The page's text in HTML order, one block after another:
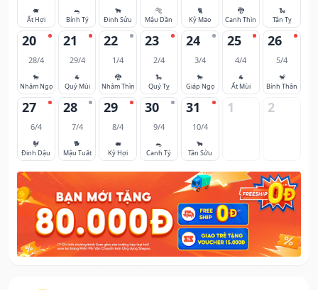
🐖
Ất Hợi
🐀
Bính Tý
🐂
Đinh Sửu
🐅
Mậu Dần
🐈
Kỷ Mão
🐉
Canh Thìn
🐍
Tân Tỵ
20
28/4
🐎
Nhâm Ngọ
21
29/4
🐐
Quý Mùi
22
1/4
🐉
Nhâm Thìn
23
2/4
🐍
Quý Tỵ
24
3/4
🐎
Giáp Ngọ
25
4/4
🐐
Ất Mùi
26
5/4
🐒
Bính Thân
27
6/4
🐓
Đinh Dậu
28
7/4
🐕
Mậu Tuất
29
8/4
🐖
Kỷ Hợi
30
9/4
🐀
Canh Tý
31
10/4
🐂
Tân Sửu
1 2